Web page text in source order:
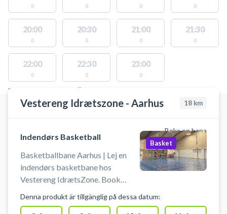
0 0 0 0
20:00
0
20:30
0
21:00
0
21:30
0
22:00
0
22:30
0
23:00
0
PLATSER MED TILLGÄNGLIGA AKTIVITETER
Vestereng Idrætszone - Aarhus 18 km
Boka en bana
Indendørs Basketball
Basketballbane Aarhus | Lej en
indendørs basketbane hos
Vestereng IdrætsZone. Book
i Aarhus på en indendørsbane hos
Basket
Denna produkt är tillgänglig på dessa datum: